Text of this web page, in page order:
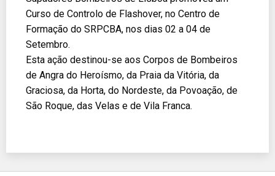
Curso de Controlo de Flashover, no Centro de
Formação do SRPCBA, nos dias 02 a 04 de
Setembro.
Esta ação destinou-se aos Corpos de Bombeiros
de Angra do Heroísmo, da Praia da Vitória, da
Graciosa, da Horta, do Nordeste, da Povoação, de
São Roque, das Velas e de Vila Franca.